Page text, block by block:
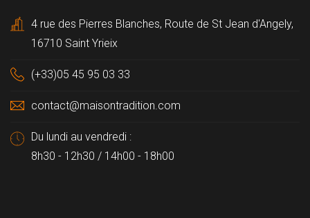
4 rue des Pierres Blanches, Route de St Jean d'Angely,
16710 Saint Yrieix
(+33)05 45 95 03 33
contact@maisontradition.com
Du lundi au vendredi :
8h30 - 12h30 / 14h00 - 18h00